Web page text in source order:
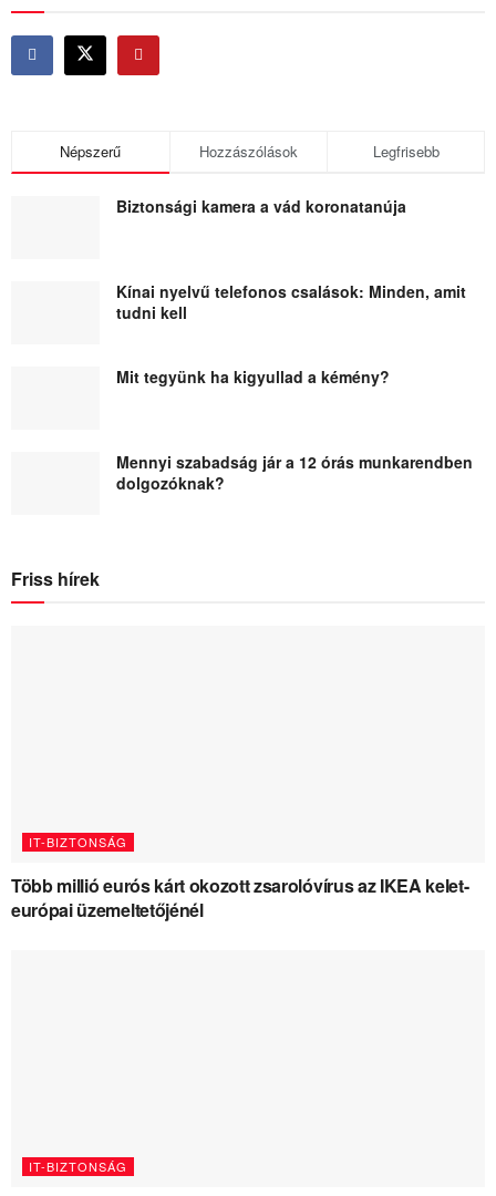
Népszerű Hozzászólások Legfrisebb
Biztonsági kamera a vád koronatanúja
Kínai nyelvű telefonos csalások: Minden, amit
tudni kell
Mit tegyünk ha kigyullad a kémény?
Mennyi szabadság jár a 12 órás munkarendben
dolgozóknak?
Friss hírek
IT-BIZTONSÁG
Több millió eurós kárt okozott zsarolóvírus az IKEA kelet-
európai üzemeltetőjénél
IT-BIZTONSÁG